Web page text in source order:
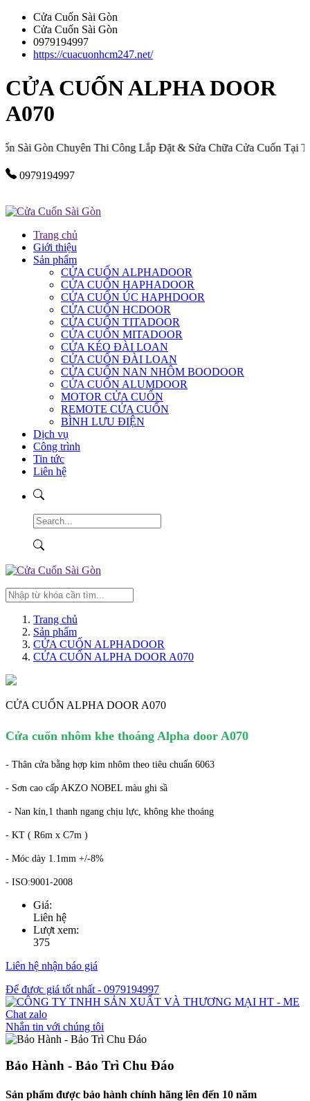
Cửa Cuốn Sài Gòn
Cửa Cuốn Sài Gòn
0979194997
https://cuacuonhcm247.net/
CỬA CUỐN ALPHA DOOR
A070
Gòn Chuyên Thi Công Lắp Đặt & Sửa Chữa Cửa Cuốn Tại
0979194997
Trang chủ
Giới thiệu
Sản phẩm
CỬA CUỐN ALPHADOOR
CỬA CUỐN HAPHADOOR
CỬA CUỐN ÚC HAPHDOOR
CỬA CUỐN HCDOOR
CỬA CUỐN TITADOOR
CỬA CUỐN MITADOOR
CỬA KÉO ĐÀI LOAN
CỬA CUỐN ĐÀI LOAN
CỬA CUỐN NAN NHÔM BOODOOR
CỬA CUỐN ALUMDOOR
MOTOR CỬA CUỐN
REMOTE CỬA CUỐN
BÌNH LƯU ĐIỆN
Dịch vụ
Công trình
Tin tức
Liên hệ
Trang chủ
Sản phẩm
CỬA CUỐN ALPHADOOR
CỬA CUỐN ALPHA DOOR A070
CỬA CUỐN ALPHA DOOR A070
Cửa cuốn nhôm khe thoáng Alpha door A070
- Thân cửa bằng hợp kim nhôm theo tiêu chuẩn 6063
- Sơn cao cấp AKZO NOBEL màu ghi sầ
- Nan kín,1 thanh ngang chịu lực, không khe thoáng
- KT ( R6m x C7m )
- Móc dày 1.1mm +/-8%
- ISO:9001-2008
Giá:
Liên hệ
Lượt xem:
375
Liên hệ nhận báo giá
Để được giá tốt nhất - 0979194997
Chat zalo
Nhắn tin với chúng tôi
Bảo Hành - Bảo Trì Chu Đáo
Sản phẩm được bảo hành chính hãng lên đến 10 năm